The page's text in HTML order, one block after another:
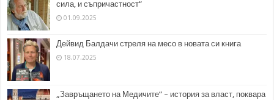
сила, и съпричастност“
01.09.2025
Дейвид Балдачи стреля на месо в новата си книга
18.07.2025
„Завръщането на Медичите“ – история за власт, поквара